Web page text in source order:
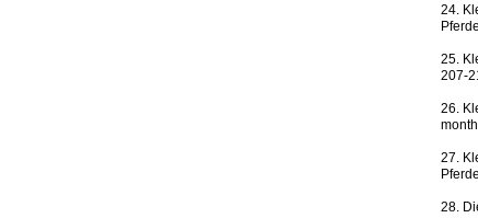
24.
25.
207-
26.
27.
28.